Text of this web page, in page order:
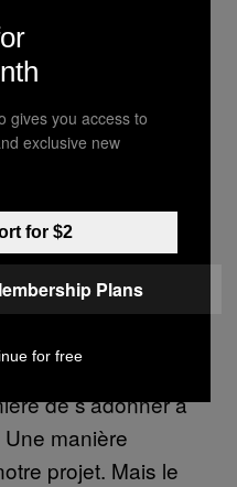
central, puis nous
de l’énergie
l’eau des
l’eau propre et les
fait une sorte de
tout le
le potassium.
assez amusant
fait la vocation
pas vrai ?
notre petit gadget
de s’adonner à
manière
projet. Mais le
gives you access to
exclusive new
for $2
Plans
for free